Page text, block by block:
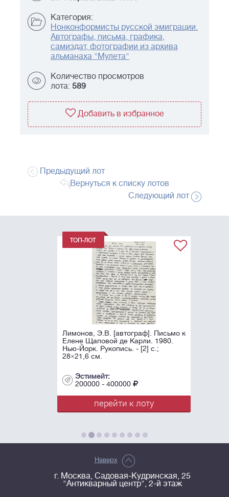
Категория:
Нонконформисты русской эмиграции.
Автографы, письма, графика,
самиздат, фотографии из архива
альманаха "Мулета"
Количество просмотров
лота: 589
Добавить в избранное
Предыдущий лот
Вернуться к списку лотов
Следующий лот
Лимонов, Э.В. [автограф]. Письмо к
Елене Щаповой де Карли. 1980.
Нью-Йорк. Рукопись. - [2] с.;
28×21,6 см.
Эстимейт:
200000 - 400000
перейти к лоту
Наверх
г. Москва, Садовая-Кудринская, 25
"Антикварный центр", 2-й этаж